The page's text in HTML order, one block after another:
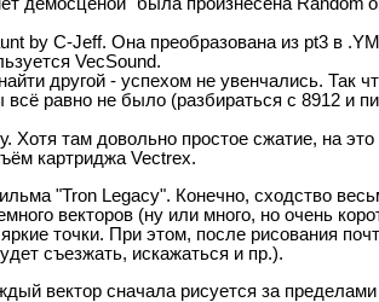
Constructions'2015. Основной объём из
демосценой" была произнесена
by C-Jeff. Она преобразована из pt3 в
VecSound.
другой - успехом не увенчались. Так
равно не было (разбираться с 8912 и
там довольно простое сжатие, на это
картриджа Vectrex.
"Tron Legacy". Конечно, сходство
векторов (ну или много, но очень
точки. При этом, после рисования
съезжать, искажаться и пр.).